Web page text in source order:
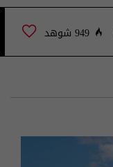
949 شوهد